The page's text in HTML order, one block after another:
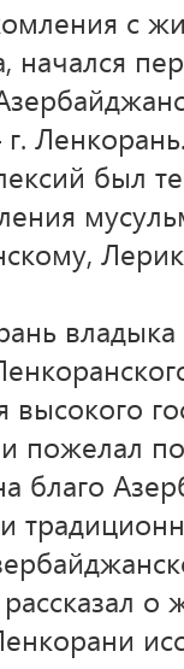
с
начался
был
владыка
пожелал
благо
о